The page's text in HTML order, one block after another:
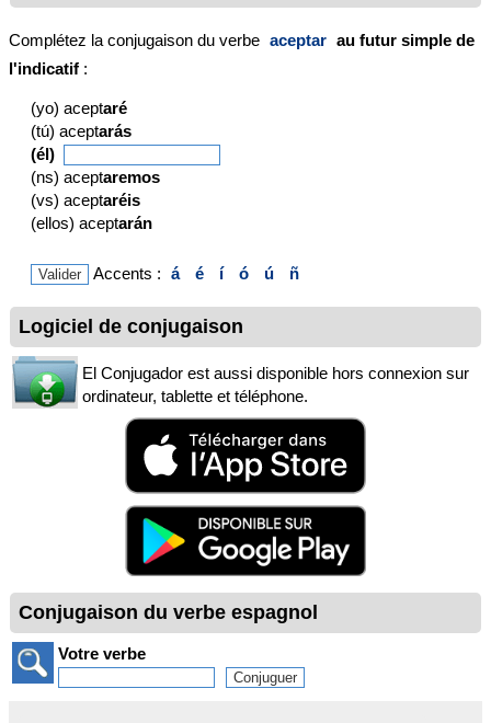
Complétez la conjugaison du verbe aceptar au futur simple de
l'indicatif :
(yo) aceptaré
(tú) aceptarás
(él)
(ns) aceptaremos
(vs) aceptaréis
(ellos) aceptarán
Accents : á é í ó ú ñ
Logiciel de conjugaison
El Conjugador est aussi disponible hors connexion sur
ordinateur, tablette et téléphone.
Conjugaison du verbe espagnol
Votre verbe